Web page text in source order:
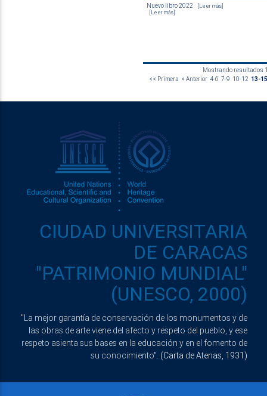
Nuevo libro 2022
[Leer más]
[Leer más]
Mostrando resultados
<< Primera < Anterior 4-6 7-9 10-12 13-15
CIUDAD UNIVERSITARIA
DE CARACAS
"PATRIMONIO MUNDIAL"
(UNESCO, 2000)
"La mejor garantía de conservación de los monumentos y de
las obras de arte viene del afecto y respeto del pueblo, y ese
respeto asienta sus bases en la educación y en el fomento de
su conocimiento". (Carta de Atenas, 1931)